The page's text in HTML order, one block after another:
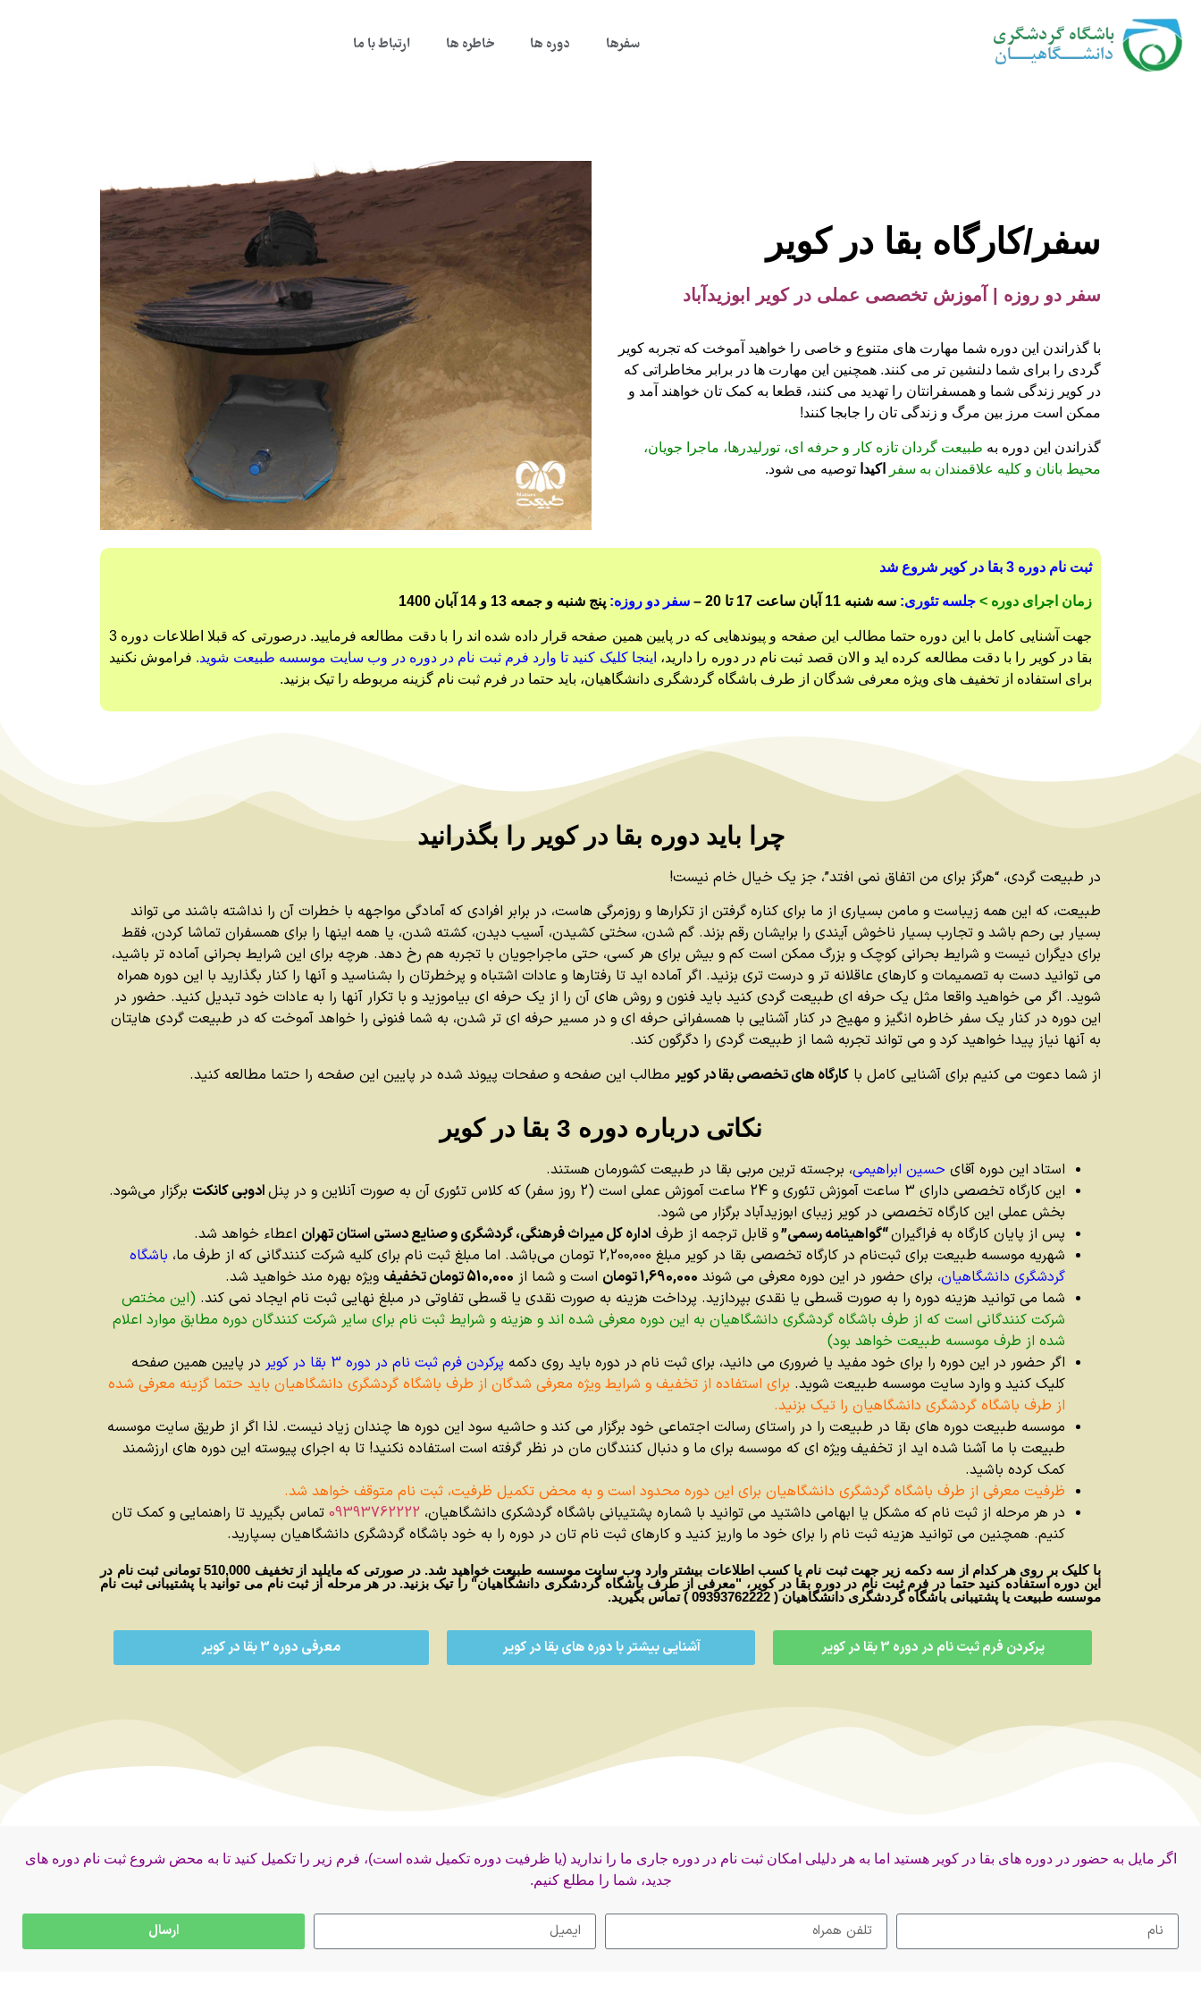
سفرها دوره ها خاطره ها ارتباط با ما
سفر/کارگاه بقا در کویر
سفر دو روزه | آموزش تخصصی عملی در کویر ابوزیدآباد
با گذراندن این دوره شما مهارت های متنوع و خاصی را خواهید آموخت که تجربه کویر
گردی را برای شما دلنشین تر می کنند. همچنین این مهارت ها در برابر مخاطراتی که
در کویر زندگی شما و همسفرانتان را تهدید می کنند، قطعا به کمک تان خواهند آمد و
ممکن است مرز بین مرگ و زندگی تان را جابجا کنند!
گذراندن این دوره به طبیعت گردان تازه کار و حرفه ای، تورلیدرها، ماجرا جویان،
محیط بانان و کلیه علاقمندان به سفر
اکیدا توصیه می شود.
ثبت نام دوره 3 بقا در کویر شروع شد
زمان اجرای دوره > جلسه تئوری: سه شنبه سفر دو روزه: پنج شنبه و جمعه 13 و 14 آبان 1400
جهت آشنایی کامل با این دوره حتما مطالب این صفحه و پیوندهایی که در پایین همین صفحه قرار داده شده اند را با دقت مطالعه فرمایید. درصورتی که قبلا اطلاعات دوره 3
بقا در کویر را با دقت مطالعه کرده اید و الان قصد ثبت نام در دوره را دارید، اینجا کلیک کنید تا وارد فرم ثبت نام در دوره در وب سایت موسسه طبیعت شوید. فراموش نکنید
برای استفاده از تخفیف های ویژه معرفی شدگان از طرف باشگاه گردشگری دانشگاهیان، باید حتما در فرم ثبت نام گزینه مربوطه را تیک بزنید.
چرا باید دوره بقا در کویر را بگذرانید
در طبیعت گردی، “هرگز برای من اتفاق نمی افتد”، جز یک خیال خام نیست!
طبیعت، که این همه زیباست و مامن بسیاری از ما برای کناره گرفتن از تکرارها و روزمرگی هاست، در برابر افرادی که آمادگی مواجهه با خطرات آن را نداشته باشند می تواند
بسیار بی رحم باشد و تجارب بسیار ناخوش آیندی را برایشان رقم بزند. گم شدن، سختی کشیدن، آسیب دیدن، کشته شدن، یا همه اینها را برای همسفران تماشا کردن، فقط
برای دیگران نیست و شرایط بحرانی کوچک و بزرگ ممکن است کم و بیش برای هر کسی، حتی ماجراجویان با تجربه هم رخ دهد. هرچه برای این شرایط بحرانی آماده تر باشید،
می توانید دست به تصمیمات و کارهای عاقلانه تر و درست تری بزنید. اگر آماده اید تا رفتارها و عادات اشتباه و پرخطرتان را بشناسید و آنها را کنار بگذارید با این دوره همراه
شوید. اگر می خواهید واقعا مثل یک حرفه ای طبیعت گردی کنید باید فنون و روش های آن را از یک حرفه ای بیاموزید و با تکرار آنها را به عادات خود تبدیل کنید. حضور در
این دوره در کنار یک سفر خاطره انگیز و مهیج در کنار آشنایی با همسفرانی حرفه ای و در مسیر حرفه ای تر شدن، به شما فنونی را خواهد آموخت که در طبیعت گردی هایتان
به آنها نیاز پیدا خواهید کرد و می تواند تجربه شما از طبیعت گردی را دگرگون کند.
از شما دعوت می کنیم برای آشنایی کامل با کارگاه های تخصصی بقا در کویر مطالب این صفحه و صفحات پیوند شده در پایین این صفحه را حتما مطالعه کنید.
نکاتی درباره دوره 3 بقا در کویر
استاد این دوره آقای حسین ابراهیمی، برجسته ترین مربی بقا در طبیعت کشورمان هستند.
این کارگاه تخصصی دارای 3 ساعت آموزش تئوری و 24 ساعت آموزش عملی است (2 روز سفر) که کلاس تئوری آن به صورت آنلاین و در پنل
ادوبی کانکت برگزار می‌شود.
بخش عملی این کارگاه تخصصی در کویر زیبای ابوزیدآباد برگزار می شود.
پس از پایان کارگاه به فراگیران“گواهینامه رسمی”و قابل ترجمه از طرف اداره کل میراث فرهنگی، گردشگری و صنایع دستی استان تهران اعطاء خواهد شد.
شهریه موسسه طبیعت برای ثبت‌نام در کارگاه تخصصی بقا در کویر مبلغ 2,200,000 تومان می‌باشد. اما مبلغ ثبت نام برای کلیه شرکت کنندگانی که از طرف ما،
باشگاه
گردشگری دانشگاهیان، برای حضور در این دوره معرفی می شوند 1,690,000 تومان است و شما از 510,000 تومان تخفیف
ویژه بهره مند خواهید شد.
شما می توانید هزینه دوره را به صورت قسطی یا نقدی بپردازید. پرداخت هزینه به صورت نقدی یا قسطی تفاوتی در مبلغ نهایی ثبت نام ایجاد نمی کند. (این مختص
شرکت کنندگانی است که از طرف باشگاه گردشگری دانشگاهیان به این دوره معرفی شده اند و هزینه و شرایط ثبت نام برای سایر شرکت کنندگان دوره مطابق موارد اعلام
شده از طرف موسسه طبیعت خواهد بود)
اگر حضور در این دوره را برای خود مفید یا ضروری می دانید، برای ثبت نام در دوره باید روی دکمه پرکردن فرم ثبت نام در دوره 3 بقا در کویر
در پایین همین صفحه
کلیک کنید و وارد سایت موسسه طبیعت شوید. برای استفاده از تخفیف و شرایط ویژه معرفی شدگان از طرف باشگاه گردشگری دانشگاهیان باید حتما گزینه معرفی شده
از طرف باشگاه گردشگری دانشگاهیان را تیک بزنید.
موسسه طبیعت دوره های بقا در طبیعت را در راستای رسالت اجتماعی خود برگزار می کند و حاشیه سود این دوره ها چندان زیاد نیست. لذا اگر از طریق سایت موسسه
طبیعت با ما آشنا شده اید از تخفیف ویژه ای که موسسه برای ما و دنبال کنندگان مان در نظر گرفته است استفاده نکنید! تا به اجرای پیوسته این دوره های ارزشمند
کمک کرده باشید.
ظرفیت معرفی از طرف باشگاه گردشگری دانشگاهیان برای این دوره محدود است و به محض تکمیل ظرفیت، ثبت نام متوقف خواهد شد.
در هر مرحله از ثبت نام که مشکل یا ابهامی داشتید می توانید با شماره پشتیبانی باشگاه گردشکری دانشگاهیان، 09393762222 تماس بگیرید تا راهنمایی و کمک تان
کنیم. همچنین می توانید هزینه ثبت نام را برای خود ما واریز کنید و کارهای ثبت نام تان در دوره را به خود باشگاه گردشگری دانشگاهیان بسپارید.
با کلیک بر روی هر کدام از سه دکمه زیر جهت ثبت نام یا کسب اطلاعات بیشتر وارد وب سایت موسسه طبیعت خواهید شد. در صورتی که مایلید از تخفیف 510,000 تومانی ثبت نام در
این دوره استفاده کنید حتما در فرم ثبت نام در دوره بقا در کویر، "معرفی از طرف باشگاه گردشگری دانشگاهیان" را تیک بزنید. در هر مرحله از ثبت نام می توانید با پشتیبانی ثبت نام
موسسه طبیعت یا پشتیبانی باشگاه گردشگری دانشگاهیان ( 09393762222 ) تماس بگیرید.
پرکردن فرم ثبت نام در دوره 3 بقا در کویر آشنایی بیشتر با دوره های بقا در کویر معرفی دوره 3 بقا در کویر
اگر مایل به حضور در دوره های بقا در کویر هستید اما به هر دلیلی امکان ثبت نام در دوره جاری ما را ندارید (یا ظرفیت دوره تکمیل شده است)، فرم زیر را تکمیل کنید تا به محض شروع ثبت نام دوره های
جدید، شما را مطلع کنیم.
ارسال